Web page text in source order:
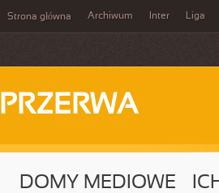
Strona główna Archiwum Inter Liga
PRZERWA
DOMY MEDIOWE –